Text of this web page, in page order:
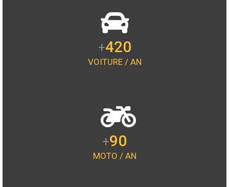
+420
VOITURE / AN
+90
MOTO / AN